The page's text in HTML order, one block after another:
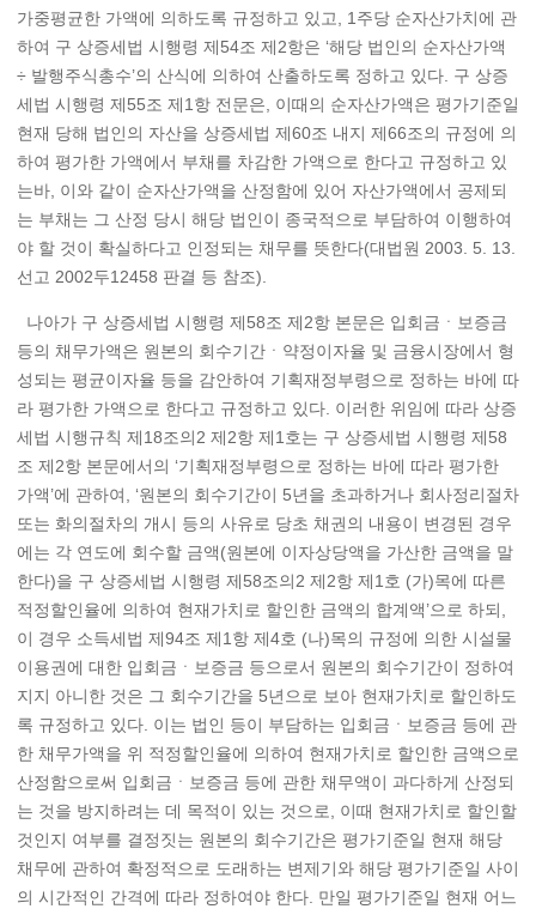
가중평균한 가액에 의하도록 규정하고 있고, 1주당 순자산가치에 관
하여 구 상증세법 시행령 제54조 제2항은 ‘해당 법인의 순자산가액
÷ 발행주식총수’의 산식에 의하여 산출하도록 정하고 있다. 구 상증
세법 시행령 제55조 제1항 전문은, 이때의 순자산가액은 평가기준일
현재 당해 법인의 자산을 상증세법 제60조 내지 제66조의 규정에 의
하여 평가한 가액에서 부채를 차감한 가액으로 한다고 규정하고 있
는바, 이와 같이 순자산가액을 산정함에 있어 자산가액에서 공제되
는 부채는 그 산정 당시 해당 법인이 종국적으로 부담하여 이행하여
야 할 것이 확실하다고 인정되는 채무를 뜻한다(대법원 2003. 5. 13.
선고 2002두12458 판결 등 참조).
나아가 구 상증세법 시행령 제58조 제2항 본문은 입회금ㆍ보증금
등의 채무가액은 원본의 회수기간ㆍ약정이자율 및 금융시장에서 형
성되는 평균이자율 등을 감안하여 기획재정부령으로 정하는 바에 따
라 평가한 가액으로 한다고 규정하고 있다. 이러한 위임에 따라 상증
세법 시행규칙 제18조의2 제2항 제1호는 구 상증세법 시행령 제58
조 제2항 본문에서의 ‘기획재정부령으로 정하는 바에 따라 평가한
가액’에 관하여, ‘원본의 회수기간이 5년을 초과하거나 회사정리절차
또는 화의절차의 개시 등의 사유로 당초 채권의 내용이 변경된 경우
에는 각 연도에 회수할 금액(원본에 이자상당액을 가산한 금액을 말
한다)을 구 상증세법 시행령 제58조의2 제2항 제1호 (가)목에 따른
적정할인율에 의하여 현재가치로 할인한 금액의 합계액’으로 하되,
이 경우 소득세법 제94조 제1항 제4호 (나)목의 규정에 의한 시설물
이용권에 대한 입회금ㆍ보증금 등으로서 원본의 회수기간이 정하여
지지 아니한 것은 그 회수기간을 5년으로 보아 현재가치로 할인하도
록 규정하고 있다. 이는 법인 등이 부담하는 입회금ㆍ보증금 등에 관
한 채무가액을 위 적정할인율에 의하여 현재가치로 할인한 금액으로
산정함으로써 입회금ㆍ보증금 등에 관한 채무액이 과다하게 산정되
는 것을 방지하려는 데 목적이 있는 것으로, 이때 현재가치로 할인할
것인지 여부를 결정짓는 원본의 회수기간은 평가기준일 현재 해당
채무에 관하여 확정적으로 도래하는 변제기와 해당 평가기준일 사이
의 시간적인 간격에 따라 정하여야 한다. 만일 평가기준일 현재 어느